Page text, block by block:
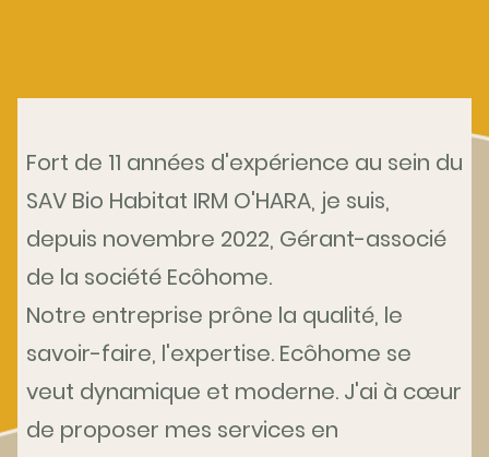
Fort de 11 années d'expérience au sein du
SAV Bio Habitat IRM O'HARA, je suis,
depuis novembre 2022, Gérant-associé
de la société Ecôhome.
Notre entreprise prône la qualité, le
savoir-faire, l'expertise. Ecôhome se
veut dynamique et moderne. J'ai à cœur
de proposer mes services en